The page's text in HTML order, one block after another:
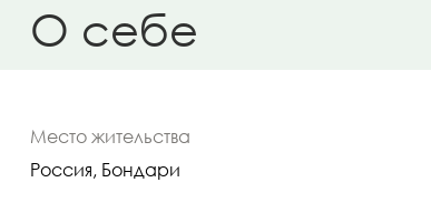
О себе
Место жительства
Россия, Бондари